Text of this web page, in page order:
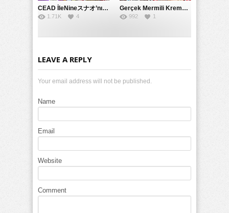
CEAD İleNineスナオ’nın Çılgın ve Seksüel Dünyası: Büyük Kalçalar ve Çılgın İlişkiler
1.71K 4
Gerçek Mermili Kremalı Pasta Büyük Dağıtımı, Ben Herkesin Özel Placesine Hizmet Eden En Üst Düzey Erotik Ürünler Günün Fırsatı
992 1
LEAVE A REPLY
Your email address will not be published.
Name
Email
Website
Comment